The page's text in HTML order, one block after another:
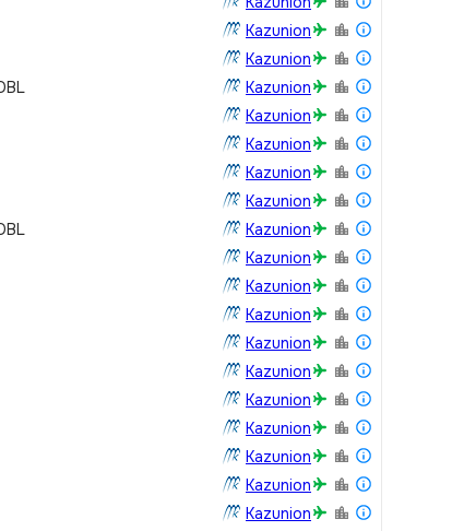
Kazunion
Kazunion
Kazunion
Kazunion
Kazunion
Kazunion
Kazunion
Kazunion
Kazunion
Kazunion
Kazunion
Kazunion
Kazunion
Kazunion
Kazunion
Kazunion
Kazunion
Kazunion